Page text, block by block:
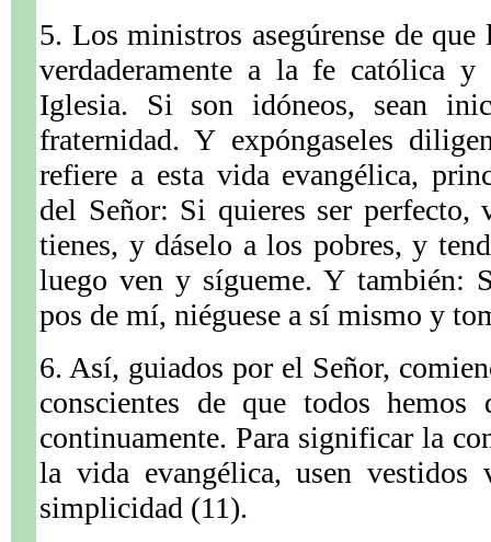
5. Los ministros asegúrense de que
verdaderamente a la fe católica
Iglesia. Si son idóneos, sean
fraternidad. Y expóngaseles
refiere a esta vida evangélica,
del Señor: Si quieres ser perfecto,
tienes, y dáselo a los pobres, y
luego ven y sígueme. Y también:
pos de mí, niéguese a sí mismo y
6. Así, guiados por el Señor,
conscientes de que todos hemos
continuamente. Para significar la
la vida evangélica, usen vestidos
simplicidad (11).